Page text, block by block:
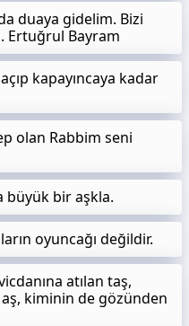
duaya gidelim. Bizi
Ertuğrul Bayram
kapayıncaya kadar
olan Rabbim seni
büyük bir aşkla.
oyuncağı değildir.
atılan taş,
kiminin de gözünden